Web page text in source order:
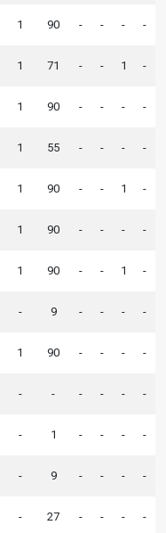
1 90 - - - -
1 71 - - 1 -
1 90 - - - -
1 55 - - - -
1 90 - - 1 -
1 90 - - - -
1 90 - - 1 -
- 9 - - - -
1 90 - - - -
- - - - - -
- 1 - - - -
- 9 - - - -
- 27 - - - -